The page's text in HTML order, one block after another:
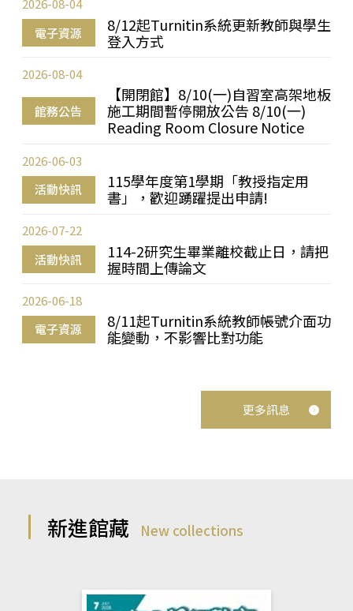
電子資源
8/12起Turnitin系統更新教師與學生
登入方式
2026-08-04
館務公告
【開閉館】8/10(一)自習室高架地板
施工期間暫停開放公告 8/10(一)
Reading Room Closure Notice
2026-08-04
活動快訊
115學年度第1學期「教授指定用
書」，歡迎踴躍提出申請!
2026-06-03
活動快訊
114-2研究生畢業離校截止日，請把
握時間上傳論文
2026-07-22
電子資源
8/11起Turnitin系統教師帳號介面功
能變動，不影響比對功能
2026-06-18
更多訊息
新進館藏 New collections